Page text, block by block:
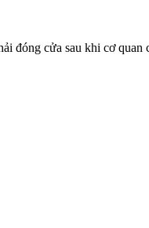
đóng cửa sau khi cơ